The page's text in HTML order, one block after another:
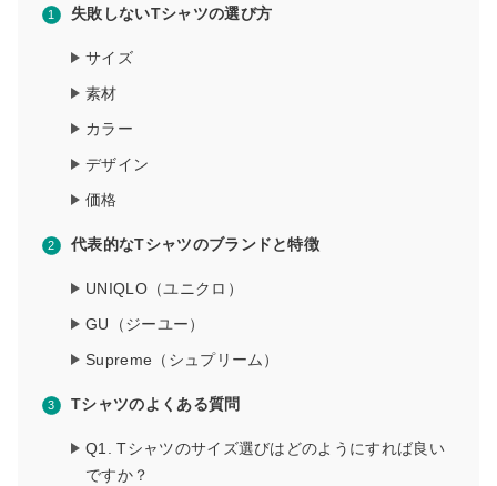
失敗しないTシャツの選び方
サイズ
素材
カラー
デザイン
価格
代表的なTシャツのブランドと特徴
UNIQLO（ユニクロ）
GU（ジーユー）
Supreme（シュプリーム）
Tシャツのよくある質問
Q1. Tシャツのサイズ選びはどのようにすれば良い
ですか？